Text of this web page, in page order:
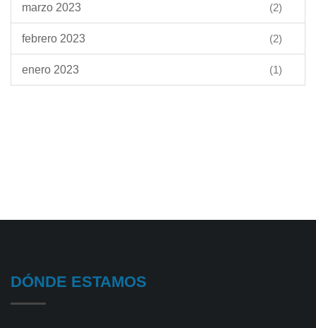
marzo 2023 (2)
febrero 2023 (2)
enero 2023 (1)
DÓNDE ESTAMOS